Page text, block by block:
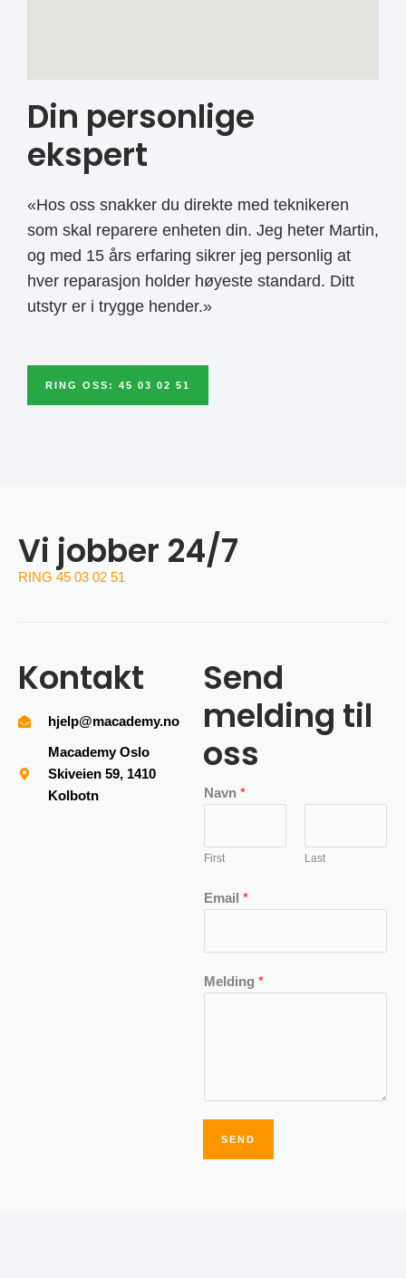
Din personlige
ekspert
«Hos oss snakker du direkte med teknikeren
som skal reparere enheten din. Jeg heter Martin,
og med 15 års erfaring sikrer jeg personlig at
hver reparasjon holder høyeste standard. Ditt
utstyr er i trygge hender.»
RING OSS: 45 03 02 51
Vi jobber 24/7
RING 45 03 02 51
Kontakt
hjelp@macademy.no
Macademy Oslo
Skiveien 59, 1410
Kolbotn
Send
melding til
oss
Navn *
First Last
Email *
Melding *
SEND